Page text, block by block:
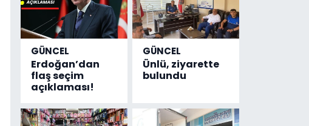
GÜNCEL
Erdoğan’dan
flaş seçim
açıklaması!
GÜNCEL
Ünlü, ziyarette
bulundu